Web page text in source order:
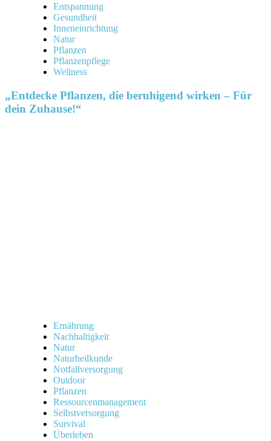
Entspannung
Gesundheit
Inneneinrichtung
Natur
Pflanzen
Pflanzenpflege
Wellness
„Entdecke Pflanzen, die beruhigend wirken – Für
dein Zuhause!“
Ernährung
Nachhaltigkeit
Natur
Naturheilkunde
Notfallversorgung
Outdoor
Pflanzen
Ressourcenmanagement
Selbstversorgung
Survival
Überleben